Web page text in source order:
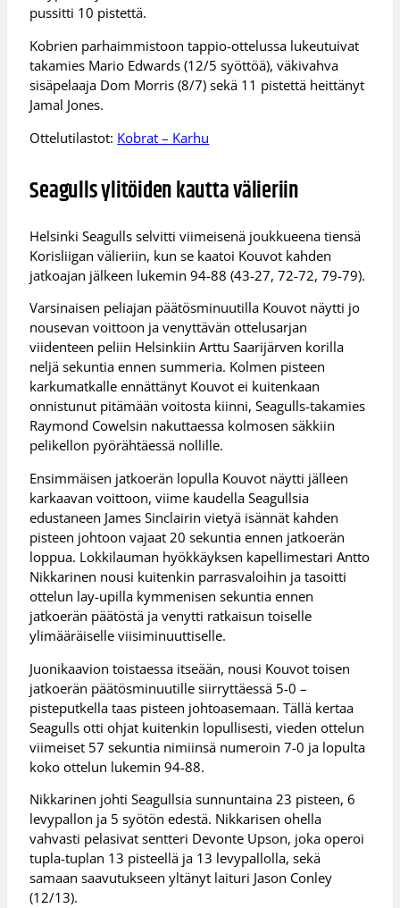
pussitti 10 pistettä.
Kobrien parhaimmistoon tappio-ottelussa lukeutuivat
takamies Mario Edwards (12/5 syöttöä), väkivahva
sisäpelaaja Dom Morris (8/7) sekä 11 pistettä heittänyt
Jamal Jones.
Ottelutilastot: Kobrat – Karhu
Seagulls ylitöiden kautta välieriin
Helsinki Seagulls selvitti viimeisenä joukkueena tiensä
Korisliigan välieriin, kun se kaatoi Kouvot kahden
jatkoajan jälkeen lukemin 94-88 (43-27, 72-72, 79-79).
Varsinaisen peliajan päätösminuutilla Kouvot näytti jo
nousevan voittoon ja venyttävän ottelusarjan
viidenteen peliin Helsinkiin Arttu Saarijärven korilla
neljä sekuntia ennen summeria. Kolmen pisteen
karkumatkalle ennättänyt Kouvot ei kuitenkaan
onnistunut pitämään voitosta kiinni, Seagulls-takamies
Raymond Cowelsin nakuttaessa kolmosen säkkiin
pelikellon pyörähtäessä nollille.
Ensimmäisen jatkoerän lopulla Kouvot näytti jälleen
karkaavan voittoon, viime kaudella Seagullsia
edustaneen James Sinclairin vietyä isännät kahden
pisteen johtoon vajaat 20 sekuntia ennen jatkoerän
loppua. Lokkilauman hyökkäyksen kapellimestari Antto
Nikkarinen nousi kuitenkin parrasvaloihin ja tasoitti
ottelun lay-upilla kymmenisen sekuntia ennen
jatkoerän päätöstä ja venytti ratkaisun toiselle
ylimääräiselle viisiminuuttiselle.
Juonikaavion toistaessa itseään, nousi Kouvot toisen
jatkoerän päätösminuutille siirryttäessä 5-0 –
pisteputkella taas pisteen johtoasemaan. Tällä kertaa
Seagulls otti ohjat kuitenkin lopullisesti, vieden ottelun
viimeiset 57 sekuntia nimiinsä numeroin 7-0 ja lopulta
koko ottelun lukemin 94-88.
Nikkarinen johti Seagullsia sunnuntaina 23 pisteen, 6
levypallon ja 5 syötön edestä. Nikkarisen ohella
vahvasti pelasivat sentteri Devonte Upson, joka operoi
tupla-tuplan 13 pisteellä ja 13 levypallolla, sekä
samaan saavutukseen yltänyt laituri Jason Conley
(12/13).